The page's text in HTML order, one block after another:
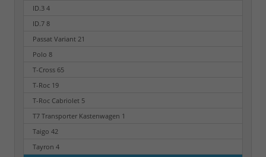
ID.3 4
ID.7 8
Passat Variant 21
Polo 8
T-Cross 65
T-Roc 19
T-Roc Cabriolet 5
T7 Transporter Kastenwagen 1
Taigo 42
Tayron 4